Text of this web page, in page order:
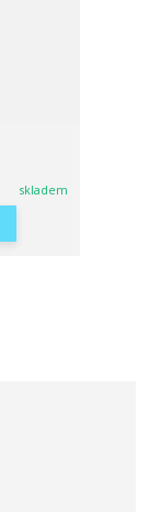
skladem